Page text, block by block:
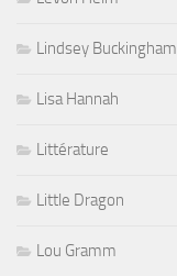
Lindsey Buckingham
Lisa Hannah
Littérature
Little Dragon
Lou Gramm